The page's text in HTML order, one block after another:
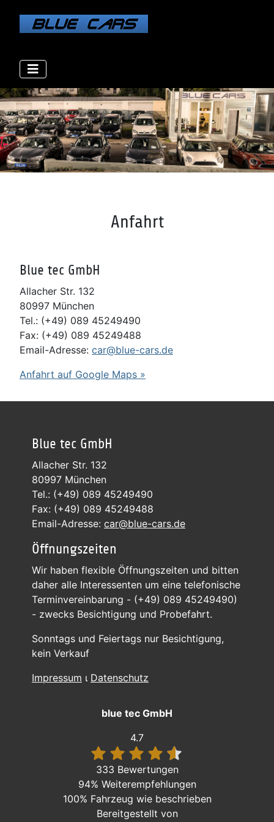
Anfahrt
Blue tec GmbH
Allacher Str. 132
80997 München
Tel.: (+49) 089 45249490
Fax: (+49) 089 45249488
Email-Adresse: car@blue-cars.de
Anfahrt auf Google Maps »
Blue tec GmbH
Allacher Str. 132
80997 München
Tel.: (+49) 089 45249490
Fax: (+49) 089 45249488
Email-Adresse: car@blue-cars.de
Öffnungszeiten
Wir haben flexible Öffnungszeiten und bitten
daher alle Interessenten um eine telefonische
Terminvereinbarung - (+49) 089 45249490)
- zwecks Besichtigung und Probefahrt.
Sonntags und Feiertags nur Besichtigung,
kein Verkauf
Impressum ι Datenschutz
blue tec GmbH
4.7
333 Bewertungen
94% Weiterempfehlungen
100% Fahrzeug wie beschrieben
Bereitgestellt von